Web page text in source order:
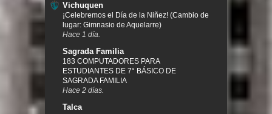
Vichuquen
¡Celebremos el Día de la Niñez! (Cambio de
lugar: Gimnasio de Aquelarre)
Hace 1 día.
Sagrada Familia
183 COMPUTADORES PARA
ESTUDIANTES DE 7° BÁSICO DE
SAGRADA FAMILIA
Hace 2 días.
Talca